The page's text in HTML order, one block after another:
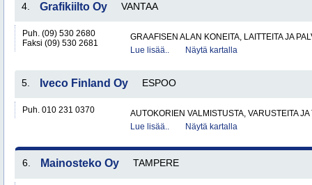
4. Grafikiilto Oy VANTAA
Puh. (09) 530 2680
Faksi (09) 530 2681
GRAAFISEN ALAN KONEITA, LAITTEITA JA
Lue lisää..
Näytä kartalla
5. Iveco Finland Oy ESPOO
Puh. 010 231 0370
AUTOKORIEN VALMISTUSTA, VARUSTEITA JA
Lue lisää..
Näytä kartalla
6. Mainosteko Oy TAMPERE